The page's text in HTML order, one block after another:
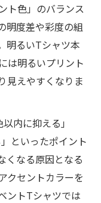
ト色」のバランス
明度差や彩度の組
明るいTシャツ本
は明るいプリント
見えやすくなりま
内に抑える」
といったポイント
くなる原因となる
クセントカラーを
ントTシャツでは